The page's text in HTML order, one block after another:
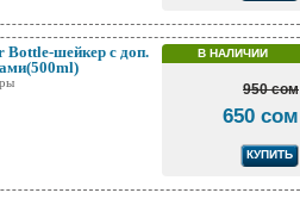
Bottle-шейкер с доп.
В НАЛИЧИИ
950 сом
650 сом
КУПИТЬ